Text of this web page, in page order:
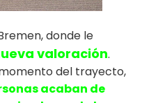
donde le
valoración.
del trayecto,
acaban de